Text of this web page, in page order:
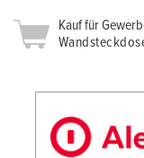
Kauf für